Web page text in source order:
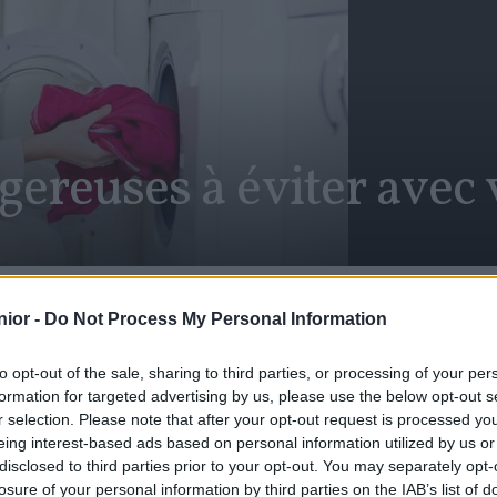
- Do Not Process My Personal Information
opt-out of the sale, sharing to third parties, or processing of your
for targeted advertising by us, please use the below opt-out
selection. Please note that after your opt-out request is processed
interest-based ads based on personal information utilized by us
to third parties prior to your opt-out. You may separately
of your personal information by third parties on the IAB’s list of
à éviter
Irritations, allergies, mycose vaginale… Faire le
seulement un danger pour vos vêtements cela peut
Voici 6 erreurs que l’ont fait souvent et qui sont
les composants dangereux, les endroits où il ne
Une marque de lessive toxique